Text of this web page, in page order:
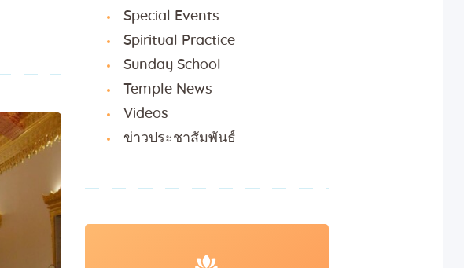
Special Events
Spiritual Practice
Sunday School
Temple News
Videos
ข่าวประชาสัมพันธ์